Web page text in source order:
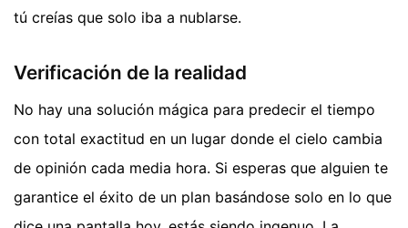
tú creías que solo iba a nublarse.
Verificación de la realidad
No hay una solución mágica para predecir el tiempo
con total exactitud en un lugar donde el cielo cambia
de opinión cada media hora. Si esperas que alguien te
garantice el éxito de un plan basándose solo en lo que